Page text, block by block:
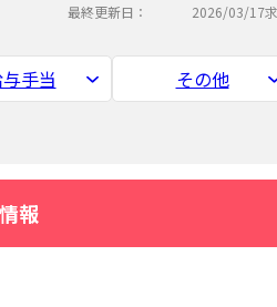
最終更新日： 2026/03/17
手当 その他
報